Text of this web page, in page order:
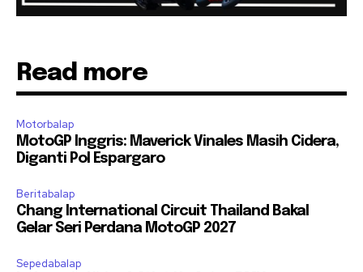
Read more
Motorbalap
MotoGP Inggris: Maverick Vinales Masih Cidera,
Diganti Pol Espargaro
Beritabalap
Chang International Circuit Thailand Bakal
Gelar Seri Perdana MotoGP 2027
Sepedabalap